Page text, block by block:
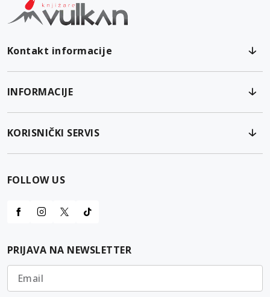
Kontakt informacije
INFORMACIJE
KORISNIČKI SERVIS
FOLLOW US
PRIJAVA NA NEWSLETTER
Email